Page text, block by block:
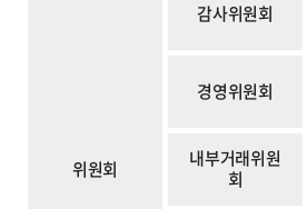
위원회
감사위원회
경영위원회
내부거래위원
회